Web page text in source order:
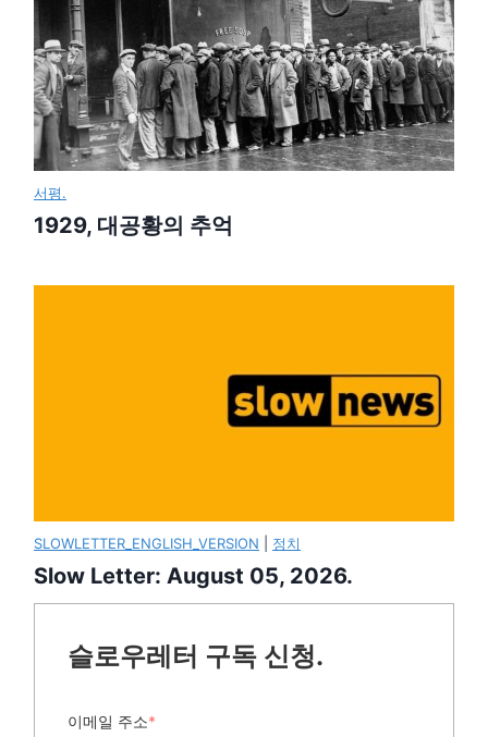
서평.
1929, 대공황의 추억
SLOWLETTER_ENGLISH_VERSION 정치
Slow Letter: August 05, 2026.
슬로우레터 구독 신청.
이메일 주소*